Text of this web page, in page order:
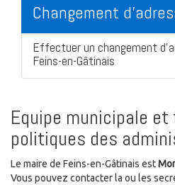
Changement
Effectuer un changement
Feins-en-Gâtinais
Equipe municipale
politiques des
Le maire de Feins-en-Gâtinais est
Vous pouvez contacter la ou les